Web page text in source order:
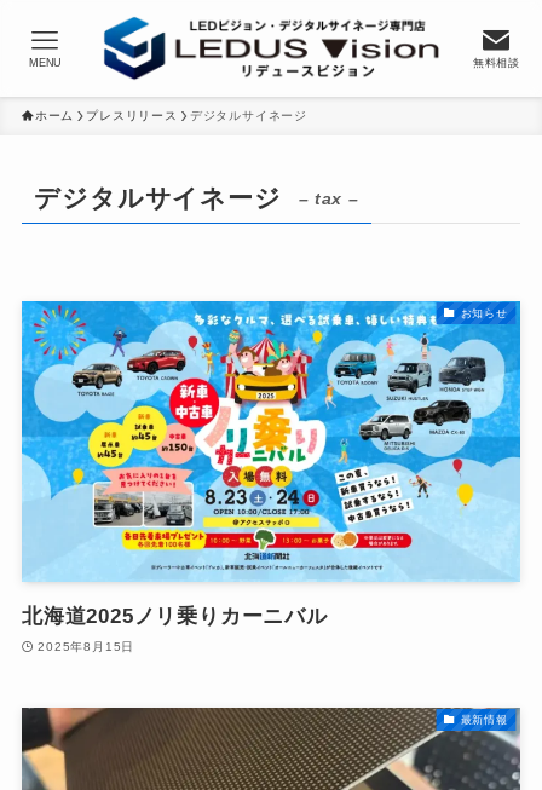
無料相談
MENU
ホーム プレスリリース デジタルサイネージ
デジタルサイネージ – tax –
お知らせ
北海道2025ノリ乗りカーニバル
2025年8月15日
最新情報